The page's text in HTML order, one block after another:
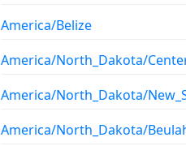
America/Belize
America/North_Dakota/
America/North_Dakota/
America/North_Dakota/